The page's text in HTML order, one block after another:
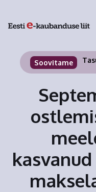
Soovitame